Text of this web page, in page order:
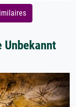
Unbekannt